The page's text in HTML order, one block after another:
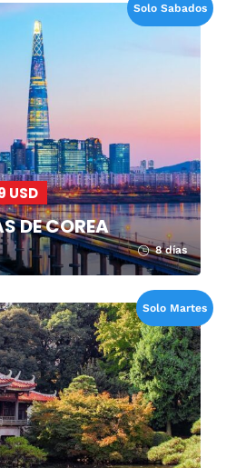
Solo Sabados
USD
DE COREA
8 días
Solo Martes